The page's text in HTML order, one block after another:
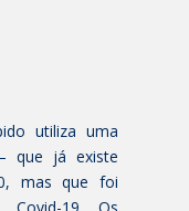
utiliza uma
que já existe
mas que foi